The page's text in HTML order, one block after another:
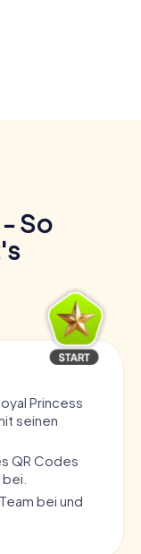
So
Princess
seinen
QR Codes
bei und